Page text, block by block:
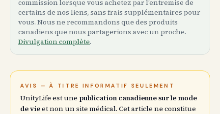
commission lorsque vous achetez par l’entremise de
certains de nos liens, sans frais supplémentaires pour
vous. Nous ne recommandons que des produits
canadiens que nous partagerions avec un proche.
Divulgation complète.
AVIS — À TITRE INFORMATIF SEULEMENT
UnityLife est une publication canadienne sur le mode
de vieet non un site médical. Cet article ne constitue